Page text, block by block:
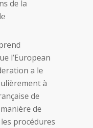
de la
l’European
a le
à
de
de
procédures